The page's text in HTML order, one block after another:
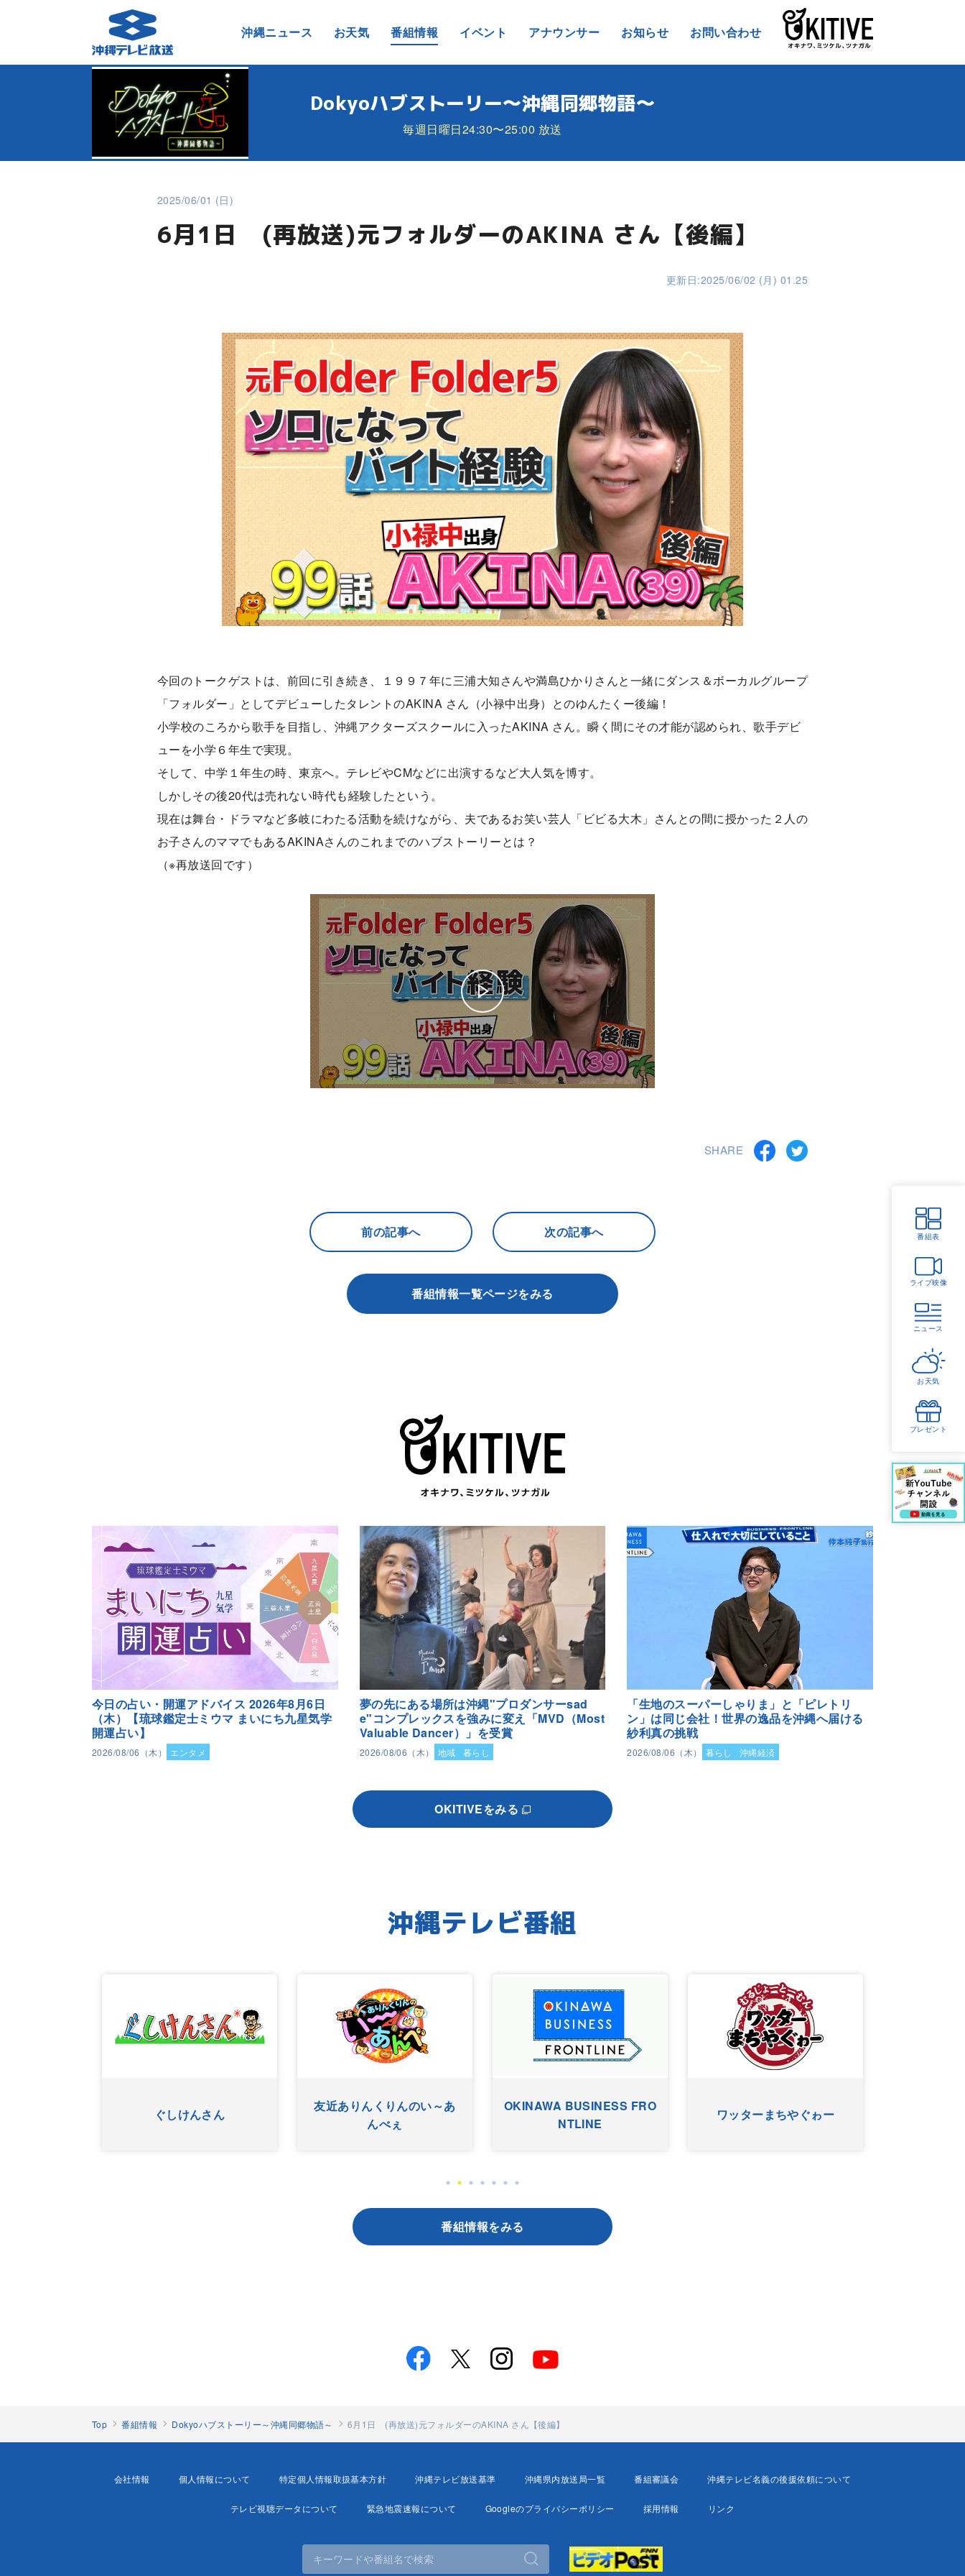
沖縄ニュース お天気 番組情報 イベント アナウンサー お知らせ お問い合わせ
番組表
ライブ映像
ニュース
お天気
プレゼント
Dokyoハブストーリー～沖縄同郷物語～
毎週日曜日24:30〜25:00 放送
2025/06/01 (日)
6月1日 (再放送)元フォルダーのAKINA さん【後編】
更新日:2025/06/02 (月) 01.25
今回のトークゲストは、前回に引き続き、１９９７年に三浦大知さんや満島ひかりさんと一緒にダンス＆ボーカルグループ
「フォルダー」としてデビューしたタレントのAKINA さん（小禄中出身）とのゆんたくー後編！
小学校のころから歌手を目指し、沖縄アクターズスクールに入ったAKINA さん。瞬く間にその才能が認められ、歌手デビ
ューを小学６年生で実現。
そして、中学１年生の時、東京へ。テレビやCMなどに出演するなど大人気を博す。
しかしその後20代は売れない時代も経験したという。
現在は舞台・ドラマなど多岐にわたる活動を続けながら、夫であるお笑い芸人「ビビる大木」さんとの間に授かった２人の
お子さんのママでもあるAKINAさんのこれまでのハブストーリーとは？
（※再放送回です）
SHARE
前の記事へ 次の記事へ
番組情報一覧ページをみる
今日の占い・開運アドバイス 2026年8月6日
（木）【琉球鑑定士ミウマ まいにち九星気学
開運占い】
2026/08/06（木） エンタメ
夢の先にある場所は沖縄"プロダンサーsad
e"コンプレックスを強みに変え「MVD（Most
Valuable Dancer）」を受賞
2026/08/06（木） 地域 暮らし
「生地のスーパーしゃりま」と「ピレトリ
ン」は同じ会社！世界の逸品を沖縄へ届ける
紗利真の挑戦
2026/08/06（木） 暮らし 沖縄経済
OKITIVEをみる
沖縄テレビ番組
ぐしけんさん
友近ありんくりんのい～あ
んべぇ
OKINAWA BUSINESS FRO
NTLINE
ワッターまちやぐゎー
番組情報をみる
Top 番組情報 Dokyoハブストーリー～沖縄同郷物語～ 6月1日 (再放送)元フォルダーのAKINA さん【後編】
会社情報 個人情報について 特定個人情報取扱基本方針 沖縄テレビ放送基準 沖縄県内放送局一覧 番組審議会 沖縄テレビ名義の後援依頼について
テレビ視聴データについて 緊急地震速報について Googleのプライバシーポリシー 採用情報 リンク